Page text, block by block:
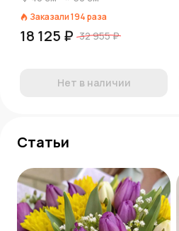
Заказали194раза
18 125 ₽ 32 955 ₽
Нет в наличии
Статьи